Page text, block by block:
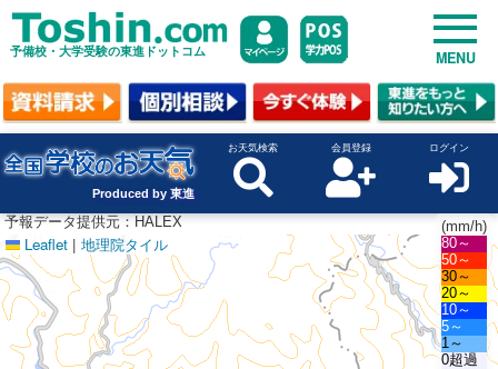
予備校・大学受験の東進ドットコム MENU
Produced by 東進
お天気検索 会員登録 ログイン
Leaflet | 地理院タイル
(mm/h)
80～
50～
30～
20～
10～
5～
1～
0超過
予報データ提供元：HALEX